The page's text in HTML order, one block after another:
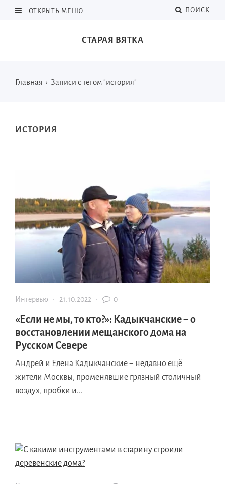
ОТКРЫТЬ МЕНЮ ПОИСК
СТАРАЯ ВЯТКА
Главная › Записи с тегом "история"
ИСТОРИЯ
Интервью · 21.10.2022 · 0
«Если не мы, то кто?»: Кадыкчанские − о
восстановлении мещанского дома на
Русском Севере
Андрей и Елена Кадыкчанские − недавно ещё
жители Москвы, променявшие грязный столичный
воздух, пробки и...